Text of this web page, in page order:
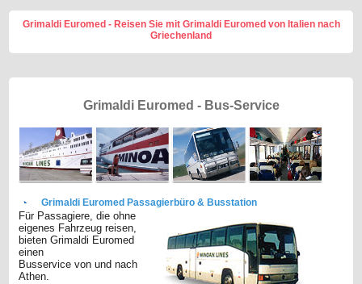
Grimaldi Euromed - Reisen Sie mit Grimaldi Euromed von Italien nach
Griechenland
Grimaldi Euromed - Bus-Service
Grimaldi Euromed Passagierbüro & Busstation
Für Passagiere, die ohne
eigenes Fahrzeug reisen,
bieten Grimaldi Euromed
einen
Busservice von und nach
Athen.